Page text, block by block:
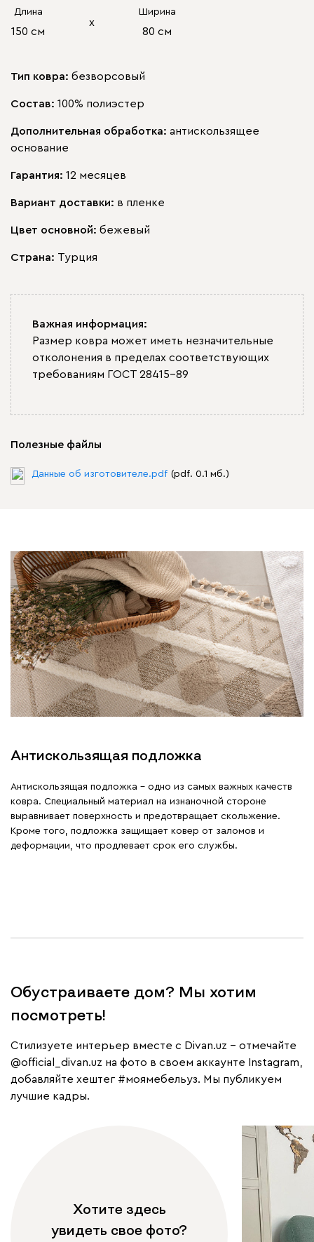
Длина
150 см
х
Ширина
80 см
Тип ковра: безворсовый
Состав: 100% полиэстер
Дополнительная обработка: антискользящее
основание
Гарантия: 12 месяцев
Вариант доставки: в пленке
Цвет основной: бежевый
Страна: Турция
Важная информация:
Размер ковра может иметь незначительные
отколонения в пределах соответствующих
требованиям ГОСТ 28415-89
Полезные файлы
Данные об изготовителе.pdf (pdf. 0.1 мб.)
Антискользящая подложка
Антискользящая подложка - одно из самых важных качеств
ковра. Специальный материал на изнаночной стороне
выравнивает поверхность и предотвращает скольжение.
Кроме того, подложка защищает ковер от заломов и
деформации, что продлевает срок его службы.
Обустраиваете дом? Мы хотим
посмотреть!
Cтилизуете интерьер вместе с Divan.uz – отмечайте
@official_divan.uz на фото в своем аккаунте Instagram,
добавляйте хештег #моямебельуз. Мы публикуем
лучшие кадры.
Хотите здесь
увидеть свое фото?